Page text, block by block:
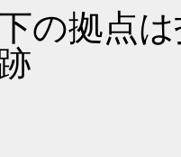
の拠点